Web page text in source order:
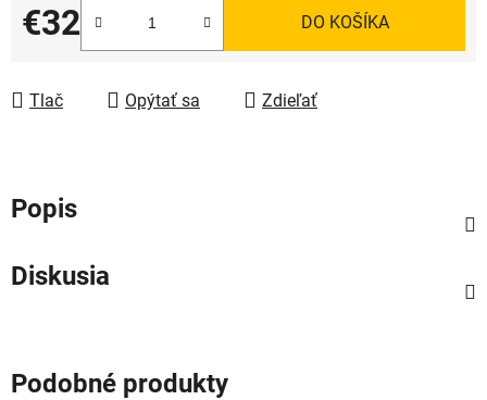
€32
Jednotková cena:
DO KOŠÍKA
Tlač Opýtať sa Zdieľať
Popis
Diskusia
Podobné produkty